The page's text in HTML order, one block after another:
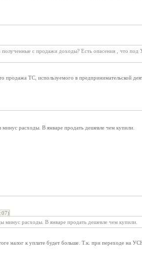
с продажи доходы? Есть опасения , что
ТС, используемого в предпринимательской
расходы. В январе продать дешевле чем купили.
расходы. В январе продать дешевле чем купили.
налог к уплате будет больше. Т.к. при переходе на